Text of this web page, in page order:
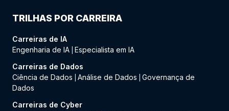
TRILHAS POR CARREIRA
Carreiras de IA
Engenharia de IA Especialista em IA
Carreiras de Dados
Ciência de Dados
Análise de Dados
Governança de
Dados
Carreiras de Cyber